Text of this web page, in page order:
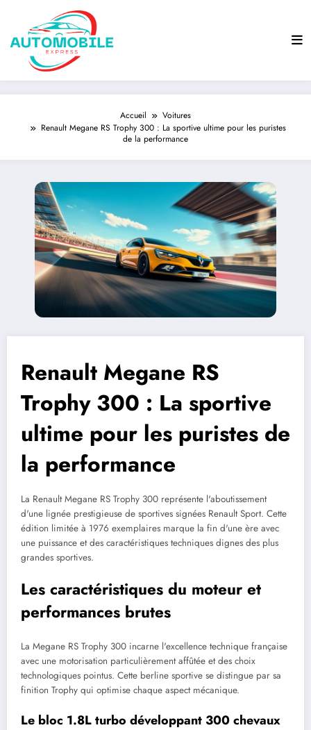
Accueil
Voitures
Renault Megane RS Trophy 300 : La sportive ultime pour les puristes
de la performance
Renault Megane RS
Trophy 300 : La sportive
ultime pour les puristes de
la performance
La Renault Megane RS Trophy 300 représente l'aboutissement
d'une lignée prestigieuse de sportives signées Renault Sport. Cette
édition limitée à 1976 exemplaires marque la fin d'une ère avec
une puissance et des caractéristiques techniques dignes des plus
grandes sportives.
Les caractéristiques du moteur et
performances brutes
La Megane RS Trophy 300 incarne l'excellence technique française
avec une motorisation particulièrement affûtée et des choix
technologiques pointus. Cette berline sportive se distingue par sa
finition Trophy qui optimise chaque aspect mécanique.
Le bloc 1.8L turbo développant 300 chevaux